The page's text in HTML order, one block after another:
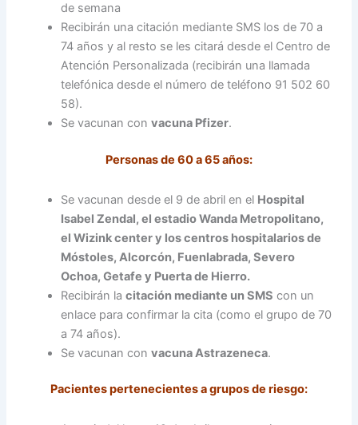
de semana
Recibirán una citación mediante SMS los de 70 a
74 años y al resto se les citará desde el Centro de
Atención Personalizada (recibirán una llamada
telefónica desde el número de teléfono 91 502 60
58).
Se vacunan convacuna Pfizer.
Personas de 60 a 65 años:
Se vacunan desde el 9 de abril en el Hospital
Isabel Zendal, el estadio Wanda Metropolitano,
el Wizink center y los centros hospitalarios de
Móstoles, Alcorcón, Fuenlabrada, Severo
Ochoa, Getafe y Puerta de Hierro.
Recibirán lacitación mediante un SMS con un
enlace para confirmar la cita (como el grupo de 70
a 74 años).
Se vacunan convacuna Astrazeneca.
Pacientes pertenecientes a grupos de riesgo: